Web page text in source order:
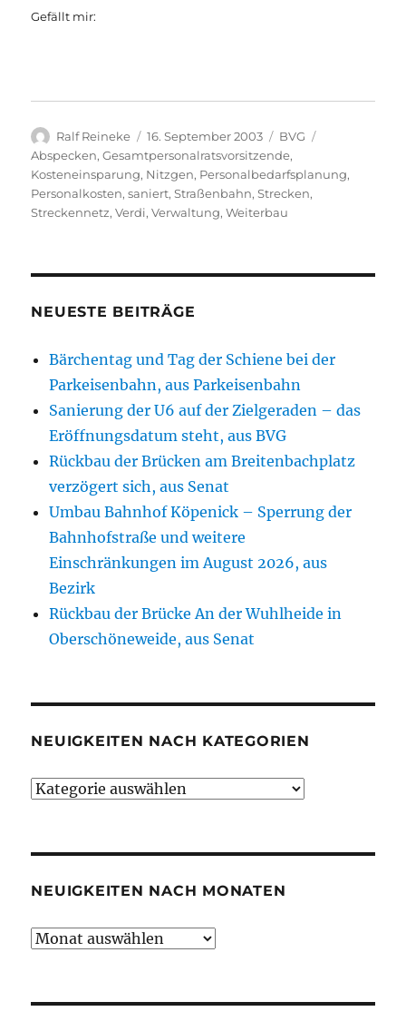
Gefällt mir:
Autor
Ralf Reineke
Veröffentlicht
am
16. September 2003 Kategorien
BVG
Abspecken,Gesamtpersonalratsvorsitzende,
Kosteneinsparung, Nitzgen, Personalbedarfsplanung,
Personalkosten,saniert,Straßenbahn,Strecken,
Streckennetz,Verdi,Verwaltung,Weiterbau
NEUESTE BEITRÄGE
Bärchentag und Tag der Schiene bei der
Parkeisenbahn, aus Parkeisenbahn
Sanierung der U6 auf der Zielgeraden – das
Eröffnungsdatum steht, aus BVG
Rückbau der Brücken am Breitenbachplatz
verzögert sich, aus Senat
Umbau Bahnhof Köpenick – Sperrung der
Bahnhofstraße und weitere
Einschränkungen im August 2026, aus
Bezirk
Rückbau der Brücke An der Wuhlheide in
Oberschöneweide, aus Senat
NEUIGKEITEN NACH KATEGORIEN
Neuigkeiten
NEUIGKEITEN NACH MONATEN
Neuigkeiten